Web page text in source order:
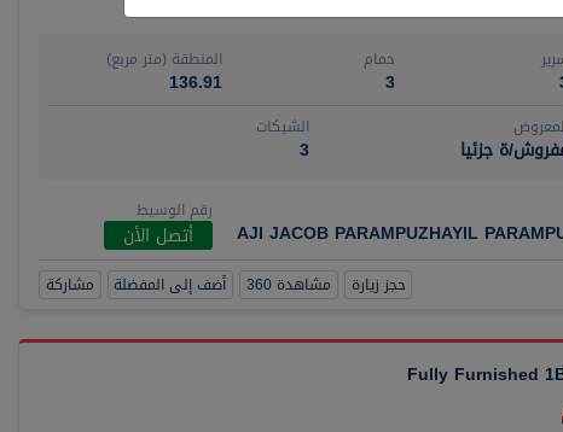
حمام
3
المنطقة (متر مربع)
136.91
ة جزئيا
الشيكات
3
AJI JACOB PARAMPUZHAYIL
رقم الوسيط
أتصل الأن
حجز زيارة مشاهدة 360 أضف إلى المفضلة مشاركة
Fully Furnished